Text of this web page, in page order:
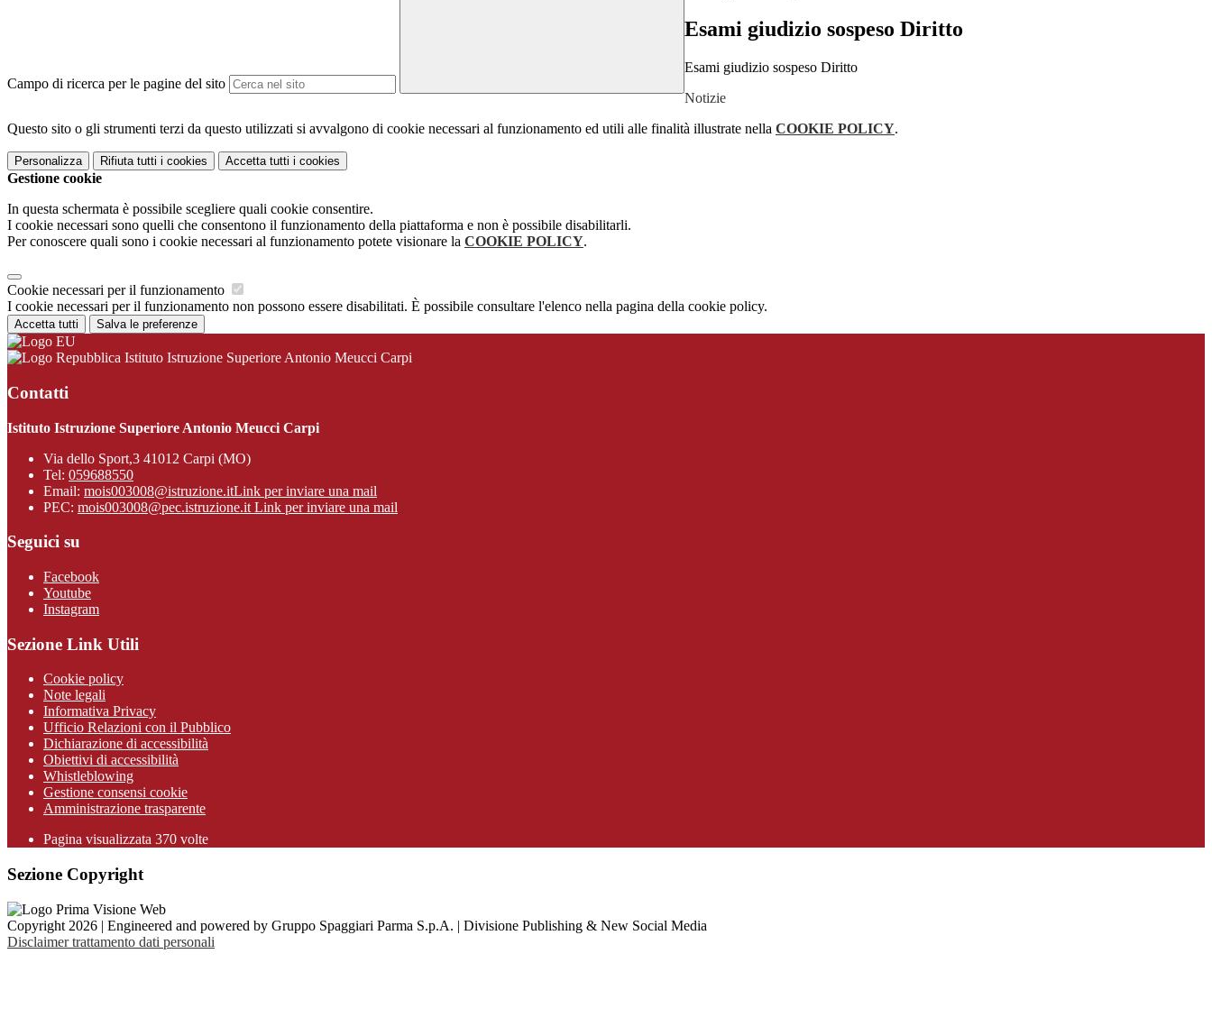
Campo di ricerca per le pagine del sito
Esami giudizio sospeso Diritto
Esami giudizio sospeso Diritto
Notizie
Questo sito o gli strumenti terzi da questo utilizzati si avvalgono di cookie necessari al funzionamento ed utili alle finalità illustrate nella COOKIE POLICY.
Personalizza Rifiuta tutti i cookies Accetta tutti i cookies
Gestione cookie
In questa schermata è possibile scegliere quali cookie consentire.
I cookie necessari sono quelli che consentono il funzionamento della piattaforma e non è possibile disabilitarli.
Per conoscere quali sono i cookie necessari al funzionamento potete visionare la COOKIE POLICY.
Cookie necessari per il funzionamento
I cookie necessari per il funzionamento non possono essere disabilitati. È possibile consultare l'elenco nella pagina della cookie policy.
Accetta tutti Salva le preferenze
Istituto Istruzione Superiore Antonio Meucci Carpi
Contatti
Istituto Istruzione Superiore Antonio Meucci Carpi
Via dello Sport,3 41012 Carpi (MO)
Tel: 059688550
Email: mois003008@istruzione.itLink per inviare una mail
PEC: mois003008@pec.istruzione.it Link per inviare una mail
Seguici su
Facebook
Youtube
Instagram
Sezione Link Utili
Cookie policy
Note legali
Informativa Privacy
Ufficio Relazioni con il Pubblico
Dichiarazione di accessibilità
Obiettivi di accessibilità
Whistleblowing
Gestione consensi cookie
Amministrazione trasparente
Pagina visualizzata 370 volte
Sezione Copyright
Copyright 2026 | Engineered and powered by Gruppo Spaggiari Parma S.p.A. | Divisione Publishing & New Social Media
Disclaimer trattamento dati personali